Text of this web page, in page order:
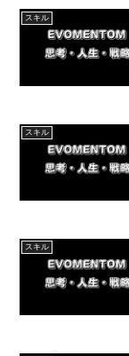
スキル
スキル
スキル